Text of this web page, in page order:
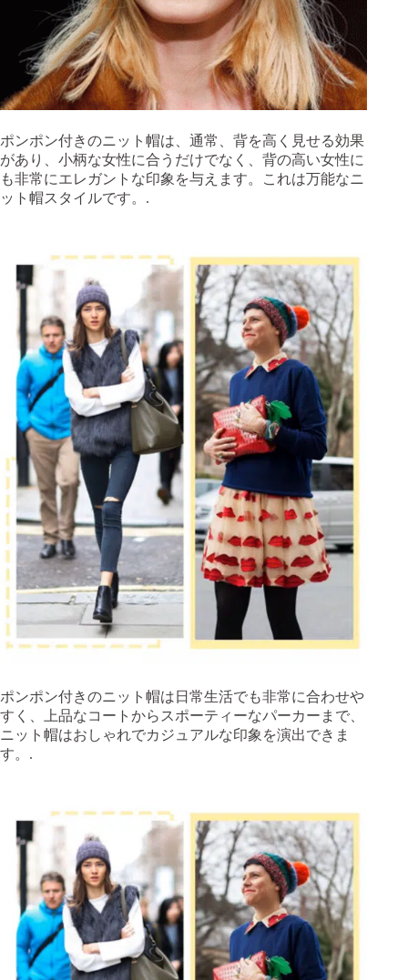
ポンポン付きのニット帽は、通常、背を高く見せる効果
があり、小柄な女性に合うだけでなく、背の高い女性に
も非常にエレガントな印象を与えます。これは万能なニ
ット帽スタイルです。.
ポンポン付きのニット帽は日常生活でも非常に合わせや
すく、上品なコートからスポーティーなパーカーまで、
ニット帽はおしゃれでカジュアルな印象を演出できま
す。.